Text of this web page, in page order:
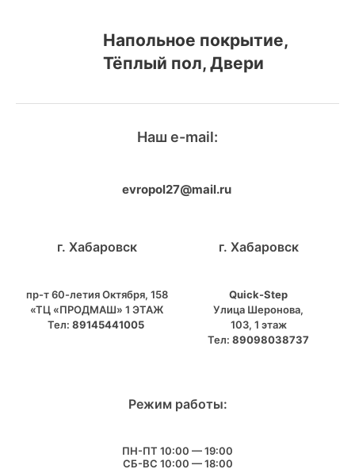
Напольное покрытие,
Тёплый пол, Двери
Наш e-mail:
evropol27@mail.ru
г. Хабаровск
пр-т 60-летия Октября, 158
«ТЦ «ПРОДМАШ» 1 ЭТАЖ
Тел: 89145441005
г. Хабаровск
Quick-Step
​Улица Шеронова,
103, ​1 этаж
Тел: 89098038737
Режим работы:
ПН-ПТ 10:00 — 19:00
СБ-ВС 10:00 — 18:00